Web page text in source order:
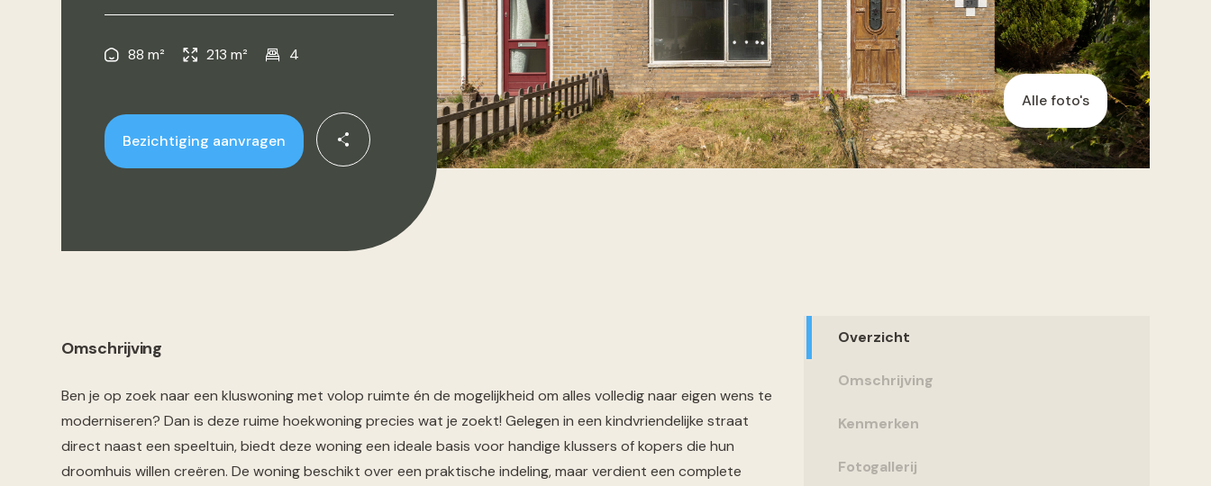
88 m² 213 m² 4
Bezichtiging aanvragen
Alle foto's
Omschrijving
Ben je op zoek naar een kluswoning met volop ruimte én de mogelijkheid om alles volledig naar eigen wens te
moderniseren? Dan is deze ruime hoekwoning precies wat je zoekt! Gelegen in een kindvriendelijke straat
direct naast een speeltuin, biedt deze woning een ideale basis voor handige klussers of kopers die hun
droomhuis willen creëren. De woning beschikt over een praktische indeling, maar verdient een complete
Overzicht
Omschrijving
Kenmerken
Fotogallerij